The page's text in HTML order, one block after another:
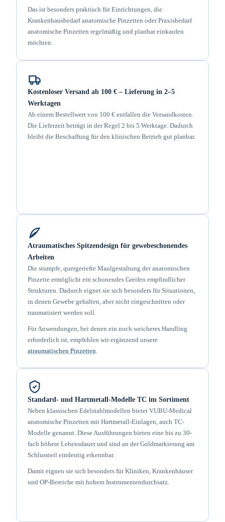
Das ist besonders praktisch für Einrichtungen, die
Krankenhausbedarf anatomische Pinzetten oder Praxisbedarf
anatomische Pinzetten regelmäßig und planbar einkaufen
möchten.
Kostenloser Versand ab 100 € – Lieferung in 2–5
Werktagen
Ab einem Bestellwert von 100 € entfallen die Versandkosten.
Die Lieferzeit beträgt in der Regel 2 bis 5 Werktage. Dadurch
bleibt die Beschaffung für den klinischen Betrieb gut planbar.
Atraumatisches Spitzendesign für gewebeschonendes
Arbeiten
Die stumpfe, quergeriefte Maulgestaltung der anatomischen
Pinzette ermöglicht ein schonendes Greifen empfindlicher
Strukturen. Dadurch eignet sie sich besonders für Situationen,
in denen Gewebe gehalten, aber nicht eingeschnitten oder
traumatisiert werden soll.
Für Anwendungen, bei denen ein noch weicheres Handling
erforderlich ist, empfehlen wir ergänzend unsere
atraumatischen Pinzetten.
Standard- und Hartmetall-Modelle TC im Sortiment
Neben klassischen Edelstahlmodellen bietet VUBU-Medical
anatomische Pinzetten mit Hartmetall-Einlagen, auch TC-
Modelle genannt. Diese Ausführungen bieten eine bis zu 30-
fach höhere Lebensdauer und sind an der Goldmarkierung am
Schlussteil eindeutig erkennbar.
Damit eignen sie sich besonders für Kliniken, Krankenhäuser
und OP-Bereiche mit hohem Instrumentendurchsatz.